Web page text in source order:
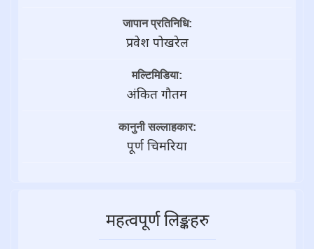
जापान प्रतिनिधि:
प्रवेश पोखरेल
मल्टिमिडिया:
अंकित गौतम
कानुनी सल्लाहकार:
पूर्ण चिमरिया
महत्वपूर्ण लिङ्कहरु